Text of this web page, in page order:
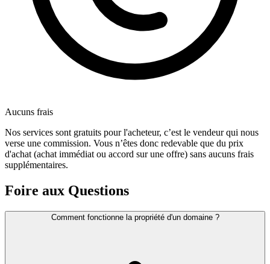
Aucuns frais
Nos services sont gratuits pour l'acheteur, c’est le vendeur qui nous
verse une commission. Vous n’êtes donc redevable que du prix
d'achat (achat immédiat ou accord sur une offre) sans aucuns frais
supplémentaires.
Foire aux Questions
Comment fonctionne la propriété d'un domaine ?